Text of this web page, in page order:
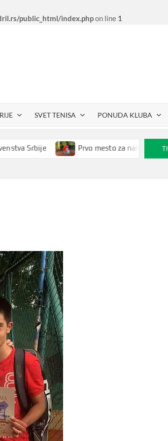
public_html/index.phpon line 1
SVET TENISA PONUDA KLUBA
Srbije Prvo mesto za našeg Petra